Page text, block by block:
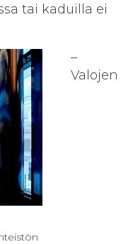
tai kaduilla ei
–
Valojen